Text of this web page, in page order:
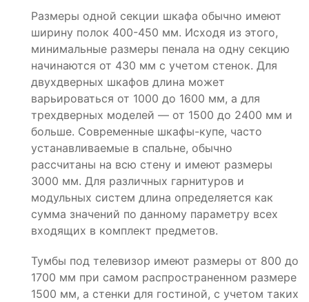
Размеры одной секции шкафа обычно имеют
ширину полок 400-450 мм. Исходя из этого,
минимальные размеры пенала на одну секцию
начинаются от 430 мм с учетом стенок. Для
двухдверных шкафов длина может
варьироваться от 1000 до 1600 мм, а для
трехдверных моделей — от 1500 до 2400 мм и
больше. Современные шкафы-купе, часто
устанавливаемые в спальне, обычно
рассчитаны на всю стену и имеют размеры
3000 мм. Для различных гарнитуров и
модульных систем длина определяется как
сумма значений по данному параметру всех
входящих в комплект предметов.
Тумбы под телевизор имеют размеры от 800 до
1700 мм при самом распространенном размере
1500 мм, а стенки для гостиной, с учетом таких